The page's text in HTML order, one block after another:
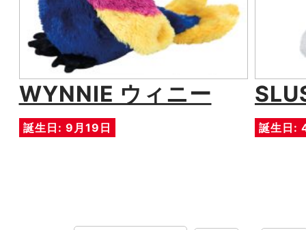
WYNNIE ウィニー
誕生日: 9月19日 誕生日: